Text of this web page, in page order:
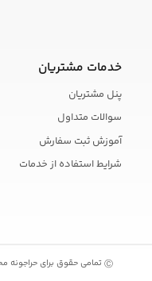
خدمات مشتریان
پنل مشتریان
سوالات متداول
آموزش ثبت سفارش
شرایط استفاده از خدمات
Ⓒتمامی حقوق برای حراجونه